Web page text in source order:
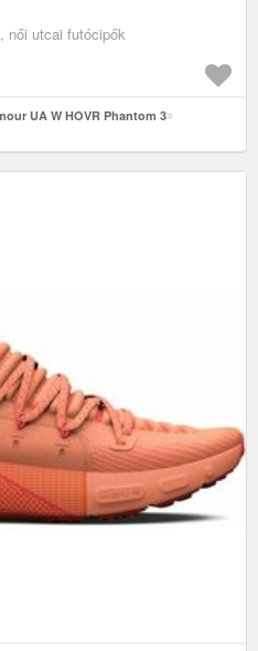
női utcai futócipők
UA W HOVR Phantom 3